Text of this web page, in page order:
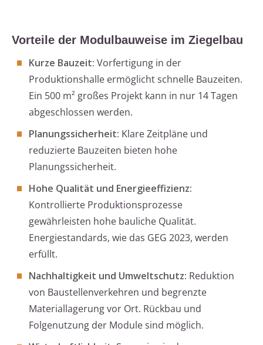
Vorteile der Modulbauweise im Ziegelbau
Kurze Bauzeit: Vorfertigung in der
Produktionshalle ermöglicht schnelle Bauzeiten.
Ein 500 m² großes Projekt kann in nur 14 Tagen
abgeschlossen werden.
Planungssicherheit: Klare Zeitpläne und
reduzierte Bauzeiten bieten hohe
Planungssicherheit.
Hohe Qualität und Energieeffizienz:
Kontrollierte Produktionsprozesse
gewährleisten hohe bauliche Qualität.
Energiestandards, wie das GEG 2023, werden
erfüllt.
Nachhaltigkeit und Umweltschutz: Reduktion
von Baustellenverkehren und begrenzte
Materiallagerung vor Ort. Rückbau und
Folgenutzung der Module sind möglich.